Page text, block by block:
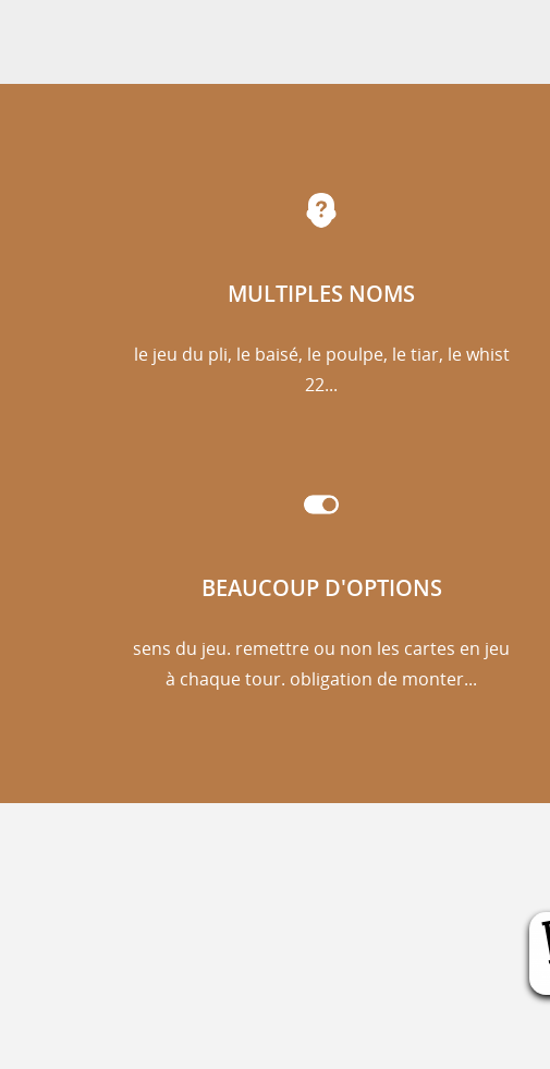
MULTIPLES NOMS
le jeu du pli, le baisé, le poulpe, le tiar, le whist
22...
BEAUCOUP D'OPTIONS
sens du jeu. remettre ou non les cartes en jeu
à chaque tour. obligation de monter...